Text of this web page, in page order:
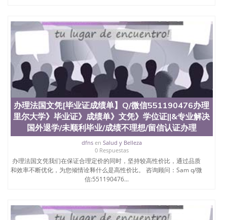
办理法国文凭[毕业证成绩单】Q/微信551190476办理
里尔大学》毕业证》成绩单》文凭》学位证||&专业解决
国外退学/未顺利毕业/成绩不理想/留信认证办理
dfnsen Salud y Belleza
0 Respuestas
办理法国文凭我们在保证合理定价的同时，坚持较高性价比，通过品质
和效率不断优化，为您倾情诠释什么是高性价比。 咨询顾问：Sam q/微
信:551190476...